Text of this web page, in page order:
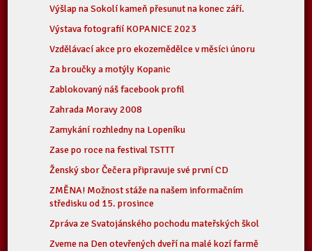
Výšlap na Sokolí kameň přesunut na konec září.
Výstava fotografií KOPANICE 2023
Vzdělávací akce pro ekozemědělce v měsíci únoru
Za broučky a motýly Kopanic
Zablokovaný náš facebook profil
Zahrada Moravy 2008
Zamykání rozhledny na Lopeníku
Zase po roce na festival TSTTT
Ženský sbor Čečera připravuje své první CD
ZMĚNA! Možnost stáže na našem informačním
středisku od 15. prosince
Zpráva ze Svatojánského pochodu mateřských škol
Zveme na Den otevřených dveří na malé kozí farmě